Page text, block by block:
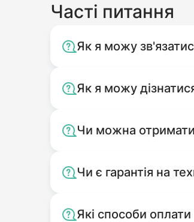
Часті питання
Як я можу
Як я можу
Чи можна отримати
Чи є гарантія на
Які способи